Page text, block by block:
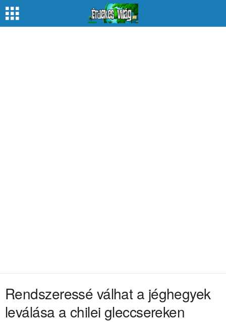
Rendszeressé válhat a jéghegyek
leválása a chilei gleccsereken